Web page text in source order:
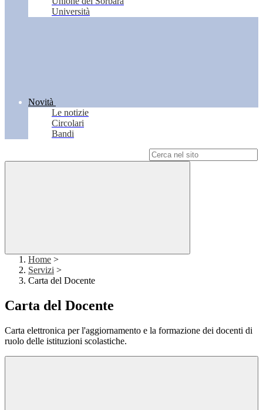
Università
Novità
Le notizie
Circolari
Bandi
Home >
Servizi >
Carta del Docente
Carta del Docente
Carta elettronica per l'aggiornamento e la formazione dei docenti di
ruolo delle istituzioni scolastiche.